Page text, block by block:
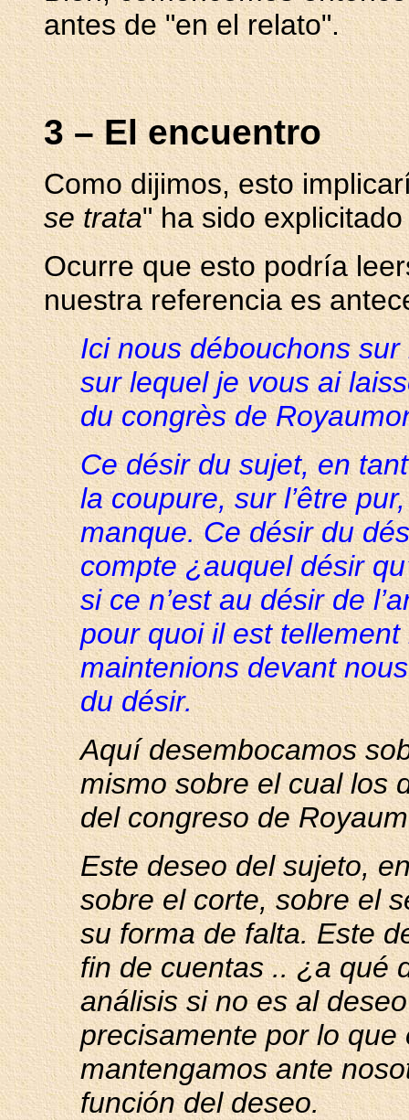
antes de "en el relato".
3 – El encuentro
Como dijimos, esto
se trata" ha sido
Ocurre que esto podría
nuestra referencia es
Ici nous débouchons
sur lequel je vous ai
du congrès de
Ce désir du sujet, en
la coupure, sur l’être
manque. Ce désir du
compte ¿auquel désir
si ce n’est au désir de
pour quoi il est
maintenions devant
du désir.
Aquí desembocamos
mismo sobre el cual los
del congreso de
Este deseo del sujeto,
sobre el corte, sobre el
su forma de falta. Este
fin de cuentas .. ¿a qué
análisis si no es al
precisamente por lo
mantengamos ante
función del deseo.